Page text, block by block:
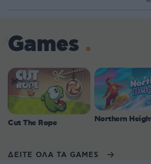
Games
Cut The Rope Northern
ΔΕΙΤΕ ΟΛΑ ΤΑ GAMES